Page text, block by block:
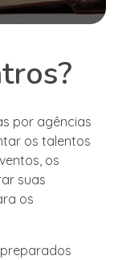
por agências
os talentos
os
suas
os